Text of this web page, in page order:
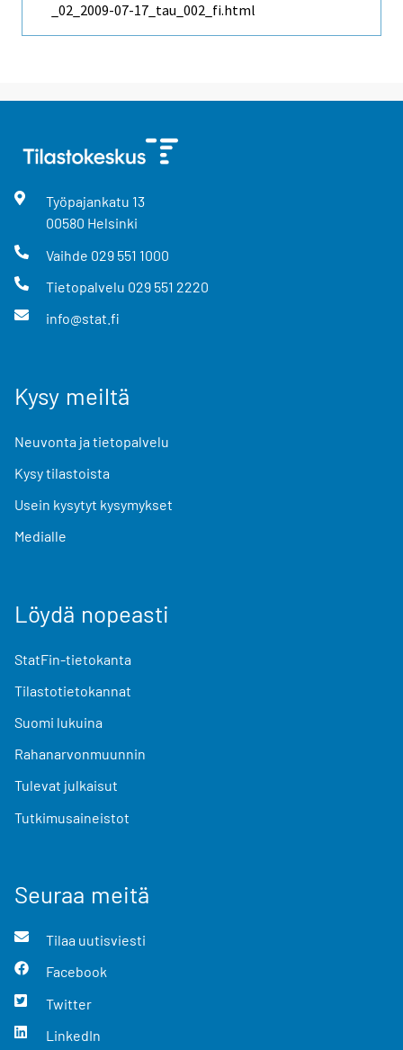
_02_2009-07-17_tau_002_fi.html
Työpajankatu 13
00580 Helsinki
Vaihde 029 551 1000
Tietopalvelu 029 551 2220
info@stat.fi
Kysy meiltä
Neuvonta ja tietopalvelu
Kysy tilastoista
Usein kysytyt kysymykset
Medialle
Löydä nopeasti
StatFin-tietokanta
Tilastotietokannat
Suomi lukuina
Rahanarvonmuunnin
Tulevat julkaisut
Tutkimusaineistot
Seuraa meitä
Tilaa uutisviesti
Facebook
Twitter
LinkedIn